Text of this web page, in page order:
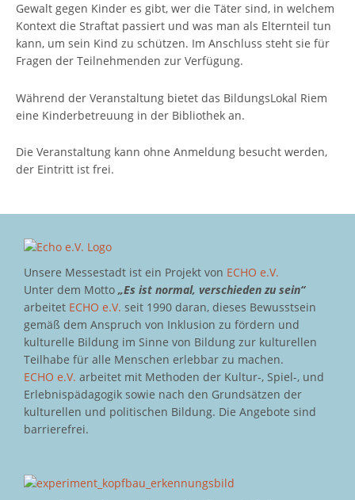
Gewalt gegen Kinder es gibt, wer die Täter sind, in welchem
Kontext die Straftat passiert und was man als Elternteil tun
kann, um sein Kind zu schützen. Im Anschluss steht sie für
Fragen der Teilnehmenden zur Verfügung.
Während der Veranstaltung bietet das BildungsLokal Riem
eine Kinderbetreuung in der Bibliothek an.
Die Veranstaltung kann ohne Anmeldung besucht werden,
der Eintritt ist frei.
Unsere Messestadt ist ein Projekt von ECHO e.V.
Unter dem Motto „Es ist normal, verschieden zu sein“
arbeitet ECHO e.V. seit 1990 daran, dieses Bewusstsein
gemäß dem Anspruch von Inklusion zu fördern und
kulturelle Bildung im Sinne von Bildung zur kulturellen
Teilhabe für alle Menschen erlebbar zu machen.
ECHO e.V. arbeitet mit Methoden der Kultur-, Spiel-, und
Erlebnispädagogik sowie nach den Grundsätzen der
kulturellen und politischen Bildung. Die Angebote sind
barrierefrei.